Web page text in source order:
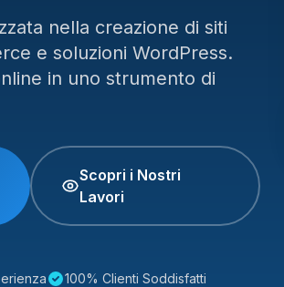
nella creazione di siti
e soluzioni WordPress.
in uno strumento di
Scopri i Nostri
Lavori
100% Clienti Soddisfatti